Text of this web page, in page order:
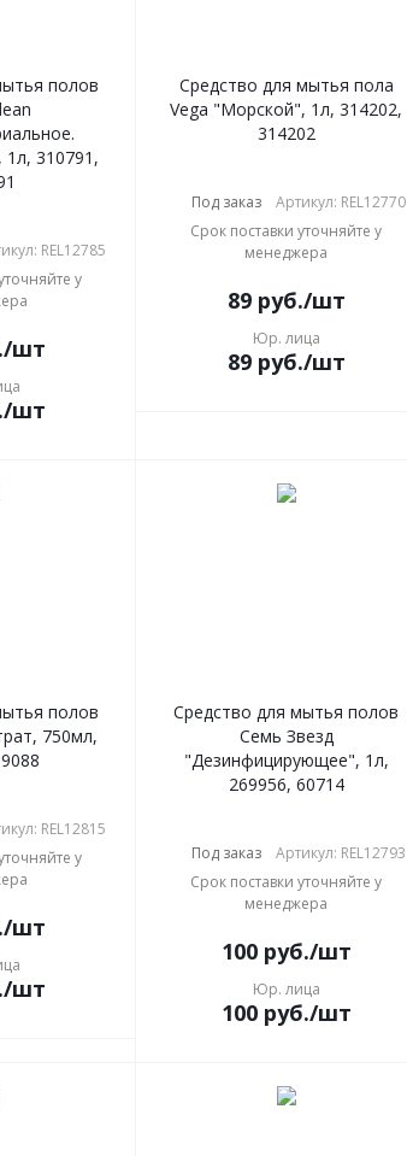
полов
310791,
REL12785
у
/шт
/шт
Средство для мытья пола
Vega "Морской", 1л, 314202,
314202
Под заказ
Артикул: REL12770
Срок поставки уточняйте у
менеджера
89руб./шт
Юр. лица
89руб./шт
полов
750мл,
REL12815
у
/шт
/шт
Средство для мытья полов
Семь Звезд
"Дезинфицирующее", 1л,
269956, 60714
Под заказ
Артикул: REL12793
Срок поставки уточняйте у
менеджера
100руб./шт
Юр. лица
100руб./шт